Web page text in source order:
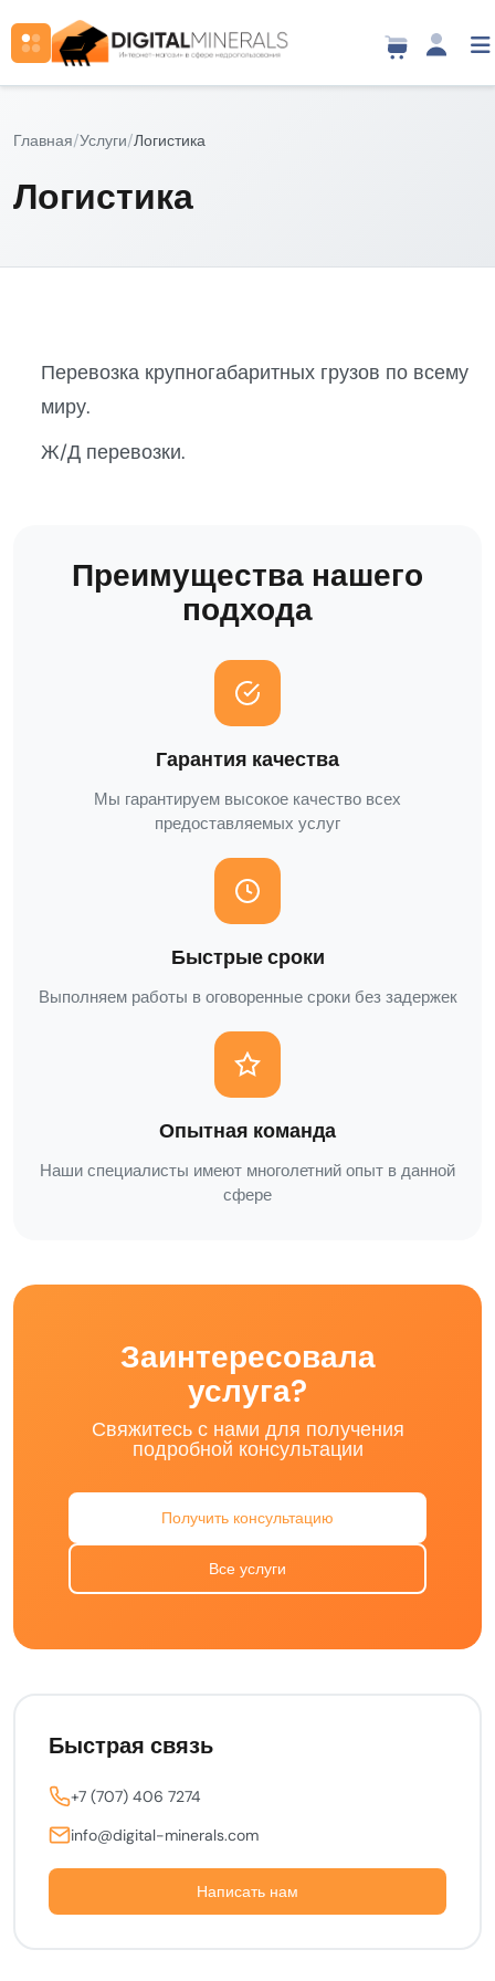
Главная/Услуги/Логистика
Логистика
Перевозка крупногабаритных грузов по всему
миру.
Ж/Д перевозки.
Преимущества нашего
подхода
Гарантия качества
Мы гарантируем высокое качество всех
предоставляемых услуг
Быстрые сроки
Выполняем работы в оговоренные сроки без задержек
Опытная команда
Наши специалисты имеют многолетний опыт в данной
сфере
Заинтересовала
услуга?
Свяжитесь с нами для получения
подробной консультации
Получить консультацию
Все услуги
Быстрая связь
+7 (707) 406 7274
info@digital-minerals.com
Написать нам